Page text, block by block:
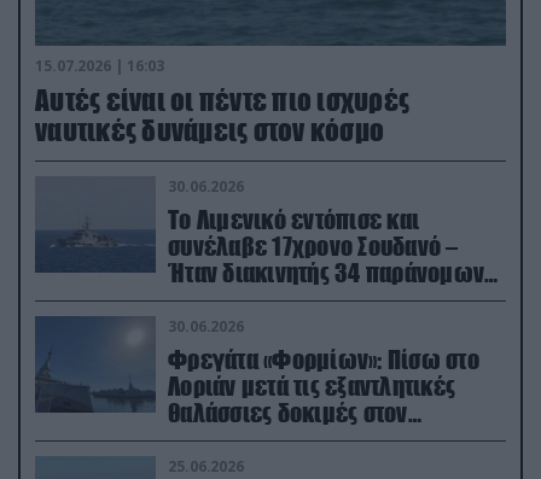
15.07.2026 | 16:03
Aυτές είναι οι πέντε πιο ισχυρές
ναυτικές δυνάμεις στον κόσμο
30.06.2026
Το Λιμενικό εντόπισε και
συνέλαβε 17χρονο Σουδανό –
Ήταν διακινητής 34 παράνομων
μεταναστών
30.06.2026
Φρεγάτα «Φορμίων»: Πίσω στο
Λοριάν μετά τις εξαντλητικές
θαλάσσιες δοκιμές στον
απαιτητικό Βισκαϊκό
25.06.2026